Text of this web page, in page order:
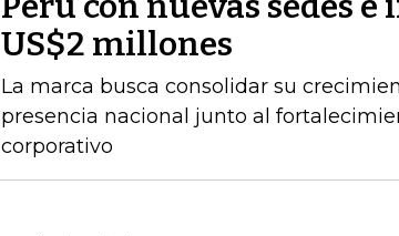
US$2 millones
La marca busca consolidar su
presencia nacional junto al
corporativo